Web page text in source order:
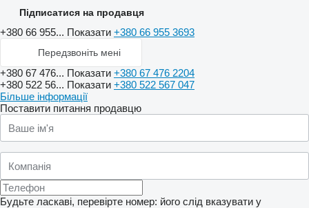
Підписатися на продавця
+380 66 955... Показати +380 66 955 3693
Передзвоніть мені
+380 67 476... Показати +380 67 476 2204
+380 522 56... Показати +380 522 567 047
Більше інформації
Поставити питання продавцю
Будьте ласкаві, перевірте номер: його слід вказувати у